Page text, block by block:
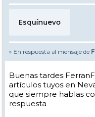
Esquínuevo
» En respuesta al mensaje de
Buenas tardes
artículos tuyos en
que siempre hablas
respuesta